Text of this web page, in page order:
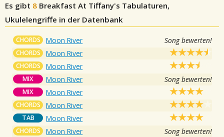
Es gibt 8 Breakfast At Tiffany's Tabulaturen,
Ukulelengriffe in der Datenbank
CHORDS Moon River Song bewerten!
CHORDS Moon River
CHORDS Moon River
MIX Moon River Song bewerten!
MIX Moon River
CHORDS Moon River
TAB Moon River
CHORDS Moon River Song bewerten!